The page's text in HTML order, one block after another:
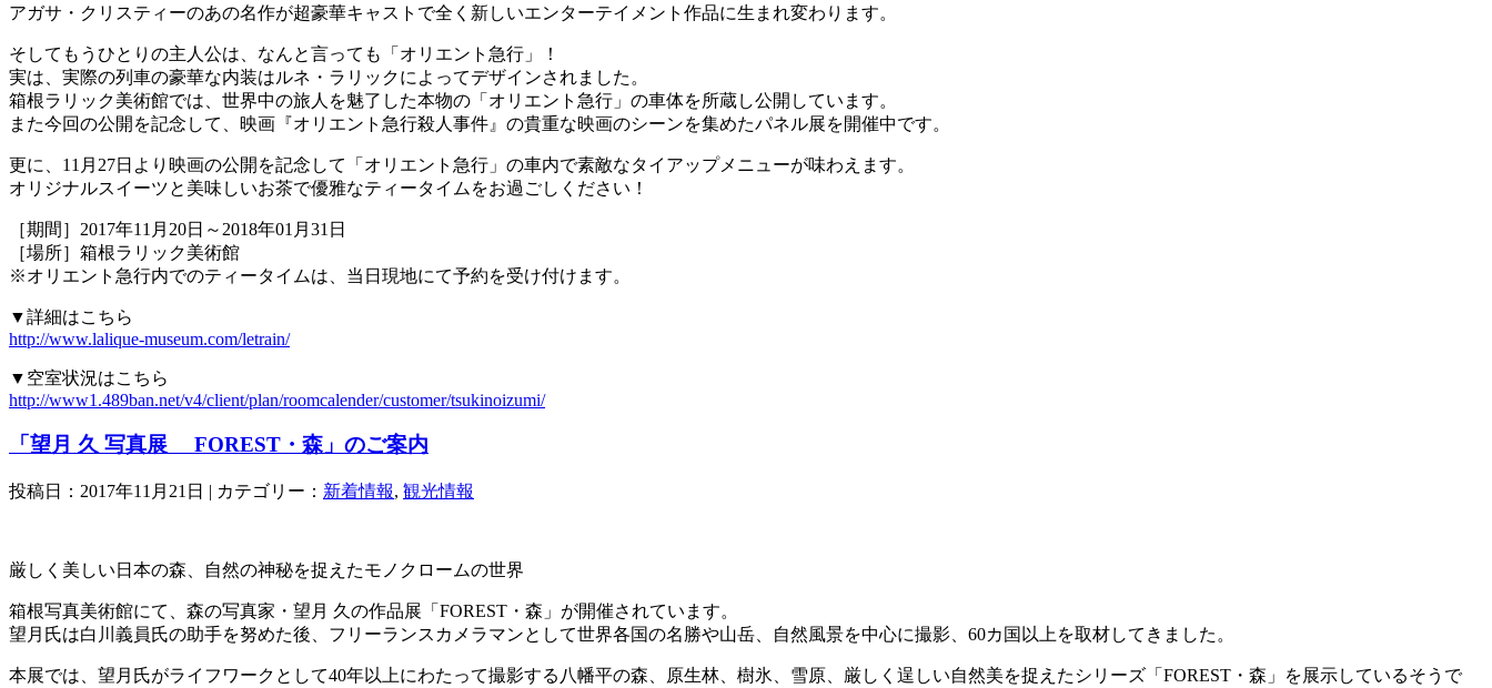
アガサ・クリスティーのあの名作が超豪華キャストで全く新しいエンターテイメント作品に生まれ変わります。
そしてもうひとりの主人公は、なんと言っても「オリエント急行」！
実は、実際の列車の豪華な内装はルネ・ラリックによってデザインされました。
箱根ラリック美術館では、世界中の旅人を魅了した本物の「オリエント急行」の車体を所蔵し公開しています。
また今回の公開を記念して、映画『オリエント急行殺人事件』の貴重な映画のシーンを集めたパネル展を開催中です。
更に、11月27日より映画の公開を記念して「オリエント急行」の車内で素敵なタイアップメニューが味わえます。
オリジナルスイーツと美味しいお茶で優雅なティータイムをお過ごしください！
［期間］2017年11月20日～2018年01月31日
［場所］箱根ラリック美術館
※オリエント急行内でのティータイムは、当日現地にて予約を受け付けます。
▼詳細はこちら
http://www.lalique-museum.com/letrain/
▼空室状況はこちら
http://www1.489ban.net/v4/client/plan/roomcalender/customer/tsukinoizumi/
「望月 久 写真展 FOREST・森」のご案内
投稿日：2017年11月21日 | カテゴリー： 新着情報, 観光情報
厳しく美しい日本の森、自然の神秘を捉えたモノクロームの世界
箱根写真美術館にて、森の写真家・望月 久の作品展「FOREST・森」が開催されています。
望月氏は白川義員氏の助手を努めた後、フリーランスカメラマンとして世界各国の名勝や山岳、自然風景を中心に撮影、60カ国以上を取材してきました。
本展では、望月氏がライフワークとして40年以上にわたって撮影する八幡平の森、原生林、樹氷、雪原、厳しく逞しい自然美を捉えたシリーズ「FOREST・森」を展示しているそうで